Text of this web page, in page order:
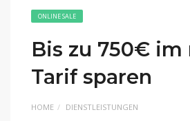
ONLINE SALE
Bis zu 750€ im
Tarif sparen
HOME DIENSTLEISTUNGEN